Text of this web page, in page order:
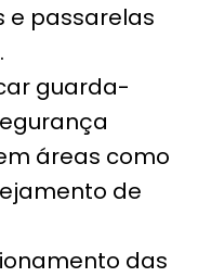
e passarelas
guarda-
áreas como
de
das